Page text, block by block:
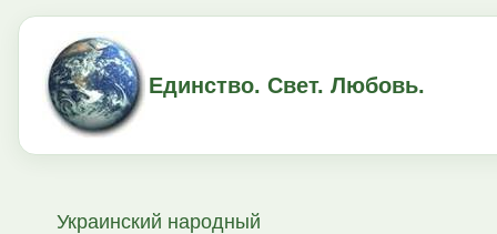
Единство. Свет. Любовь.
Украинский народный